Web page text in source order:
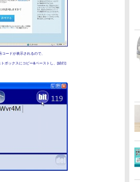
ードが表示されるので、
トボックスにコピー&ペーストし、[続行]